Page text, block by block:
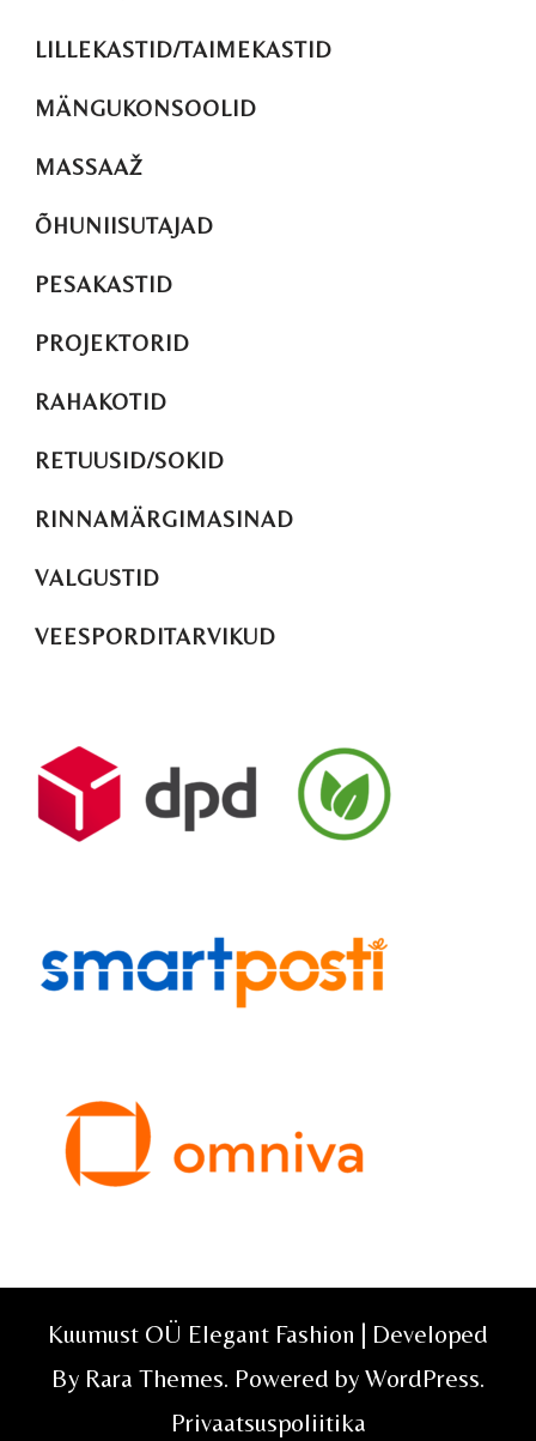
LILLEKASTID/TAIMEKASTID
MÄNGUKONSOOLID
MASSAAŽ
ÕHUNIISUTAJAD
PESAKASTID
PROJEKTORID
RAHAKOTID
RETUUSID/SOKID
RINNAMÄRGIMASINAD
VALGUSTID
VEESPORDITARVIKUD
Kuumust OÜ Elegant Fashion | Developed
By Rara Themes. Powered by WordPress.
Privaatsuspoliitika